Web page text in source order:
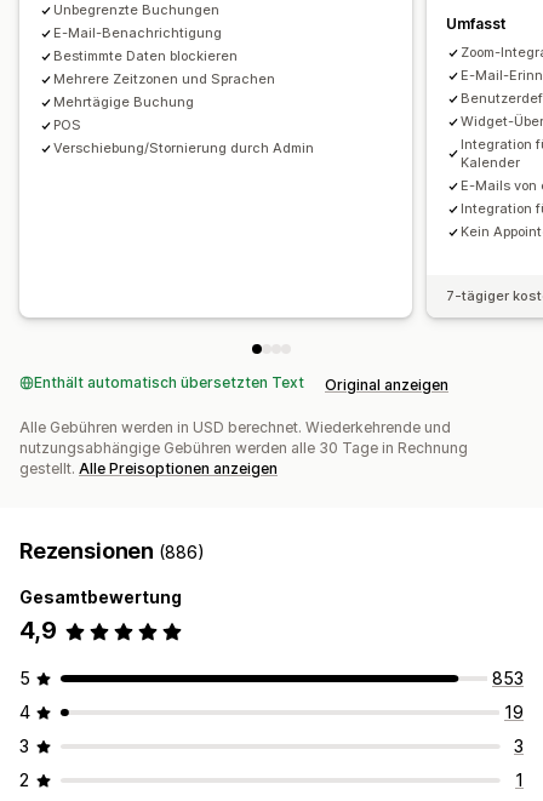
Anpassung
Buchungsseiten
Kalender-Widget
Benutzerdefinierte Tickets
Benutzerdefinierte Formulare
Benutzerdefinierte Benachrichtigungen
Benutzerdefiniertes CSS
Unbegrenzte Buchungen
E-Mail-Benachrichtigung
Bestimmte Daten blockieren
Mehrere Zeitzonen und Sprachen
Mehrtägige Buchung
POS
Verschiebung/Stornierung durch Admin
Umfasst
Zoom-
E-Mail-
Widget-
Integration
Kalender
E-Mails von
Integration
Kein
7-tägiger
Enthält automatisch übersetzten Text Original anzeigen
Alle Gebühren werden in USD berechnet. Wiederkehrende und
nutzungsabhängige Gebühren werden alle 30 Tage in Rechnung
gestellt. Alle Preisoptionen anzeigen
Rezensionen (886)
Gesamtbewertung
4,9
5
853
4
19
3
3
2
1